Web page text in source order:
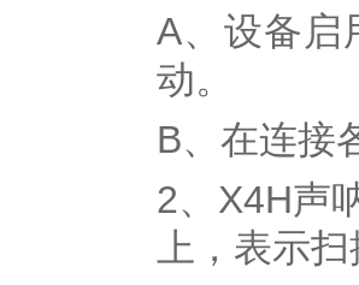
A、设备启
动。
B、在连接
2、X4H声
上，表示